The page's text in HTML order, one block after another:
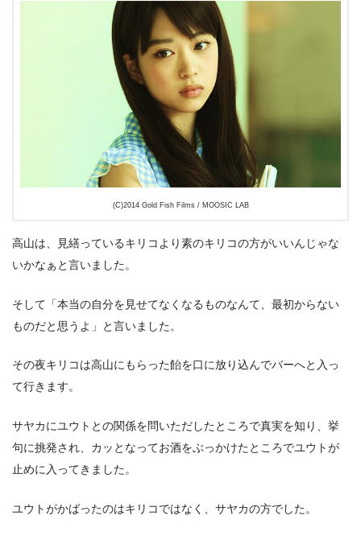
(C)2014 Gold Fish Films / MOOSIC LAB
高山は、見繕っているキリコより素のキリコの方がいいんじゃな
いかなぁと言いました。
そして「本当の自分を見せてなくなるものなんて、最初からない
ものだと思うよ」と言いました。
その夜キリコは高山にもらった飴を口に放り込んでバーへと入っ
て行きます。
サヤカにユウトとの関係を問いただしたところで真実を知り、挙
句に挑発され、カッとなってお酒をぶっかけたところでユウトが
止めに入ってきました。
ユウトがかばったのはキリコではなく、サヤカの方でした。